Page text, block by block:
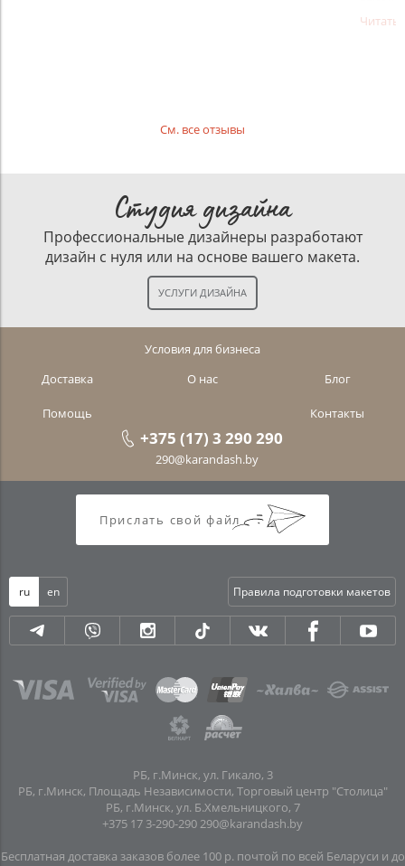
Читать
См. все отзывы
Студия дизайна
Профессиональные дизайнеры разработают
дизайн с нуля или на основе вашего макета.
Условия для бизнеса
Доставка
О нас Блог
Помощь Контакты
+375 (17) 3 290 290
290@karandash.by
Прислать свой файл
ru en Правила подготовки макетов
РБ, г.Минск, ул. Гикало, 3
РБ, г.Минск, Площадь Независимости, Торговый центр "Столица"
РБ, г.Минск, ул. Б.Хмельницкого, 7
+375 17 3-290-290 290@karandash.by
Бесплатная доставка заказов более 100 р. почтой по всей Беларуси и до